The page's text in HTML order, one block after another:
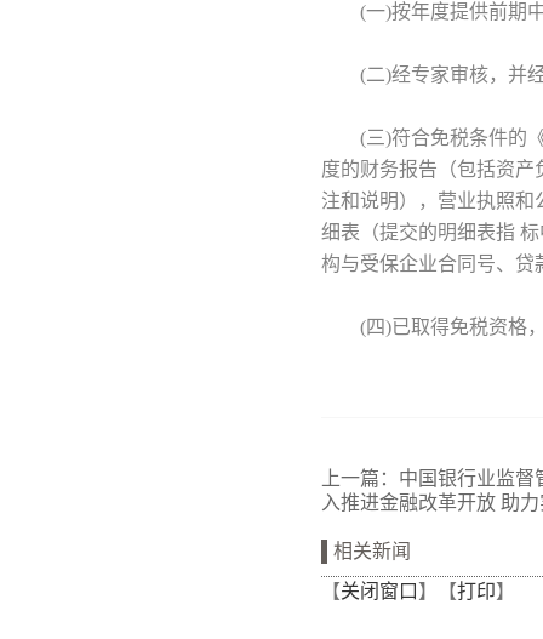
(一)按年度提供前期中
(二)经专家审核，并经
(三)符合免税条件的《
度的财务报告（包括资
注和说明），营业执照
细表（提交的明细表指
构与受保企业合同号、贷
(四)已取得免税资格，
上一篇： 中国银行业监督
入推进金融改革开放 助
相关新闻
【关闭窗口 】【打印】